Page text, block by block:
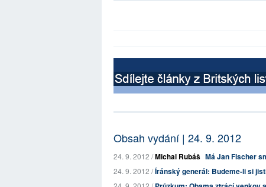
Obsah vydání | 24. 9. 2012
24. 9. 2012 /Michal Rubáš Má Jan Fischer
24. 9. 2012 /Íránský generál: Budeme-li si